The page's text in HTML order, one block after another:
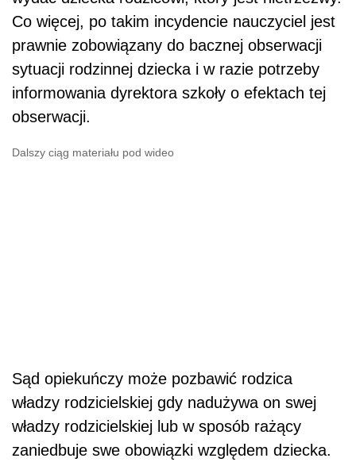
Co więcej, po takim incydencie nauczyciel jest
prawnie zobowiązany do bacznej obserwacji
sytuacji rodzinnej dziecka i w razie potrzeby
informowania dyrektora szkoły o efektach tej
obserwacji.
Dalszy ciąg materiału pod wideo
Sąd opiekuńczy może pozbawić rodzica
władzy rodzicielskiej gdy nadużywa on swej
władzy rodzicielskiej lub w sposób rażący
zaniedbuje swe obowiązki względem dziecka.